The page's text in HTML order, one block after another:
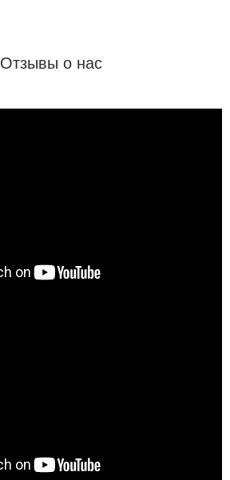
Отзывы о нас